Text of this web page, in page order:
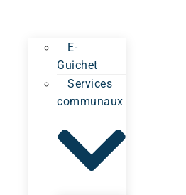
E-
Guichet
Services
communaux